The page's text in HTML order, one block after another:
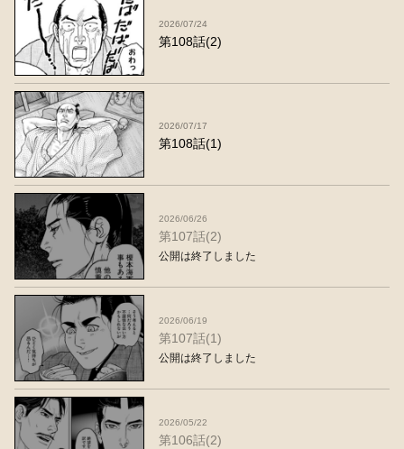
2026/07/24
第108話(2)
2026/07/17
第108話(1)
2026/06/26
第107話(2)
公開は終了しました
2026/06/19
第107話(1)
公開は終了しました
2026/05/22
第106話(2)